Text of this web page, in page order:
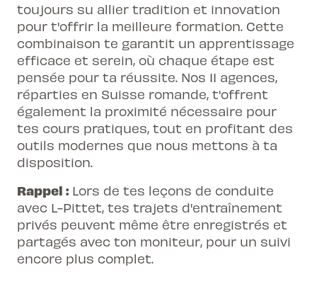
toujours su allier tradition et innovation
pour t'offrir la meilleure formation. Cette
combinaison te garantit un apprentissage
efficace et serein, où chaque étape est
pensée pour ta réussite. Nos 11 agences,
réparties en Suisse romande, t'offrent
également la proximité nécessaire pour
tes cours pratiques, tout en profitant des
outils modernes que nous mettons à ta
disposition.
Rappel : Lors de tes leçons de conduite
avec L-Pittet, tes trajets d'entraînement
privés peuvent même être enregistrés et
partagés avec ton moniteur, pour un suivi
encore plus complet.